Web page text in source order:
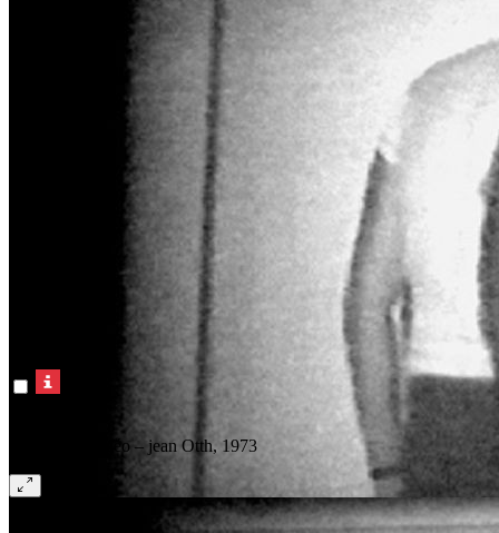
Limite E – Vidéo – jean Otth, 1973